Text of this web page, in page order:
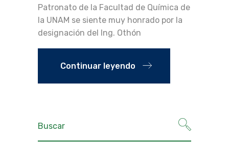
Patronato de la Facultad de Química de
la UNAM se siente muy honrado por la
designación del Ing. Othón
Continuar leyendo